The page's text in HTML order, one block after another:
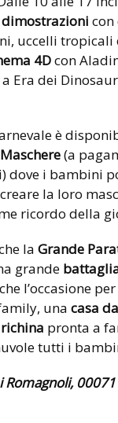
dimostrazioni con
uccelli
4Dcon
Era dei
è
(a
dove i bambini
la loro
ricordo della
la Grande
grande
l’occasione
una casa
pronta a
tutti i
Romagnoli,